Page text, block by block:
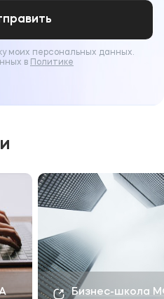
и получить
в
о
на наши
.
моих персональных данных.
в
Политике
Бизнес-школа